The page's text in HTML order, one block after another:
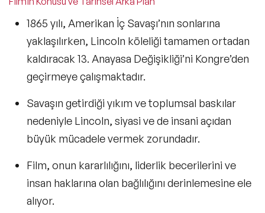
1865 yılı, Amerikan İç Savaşı’nın sonlarına
yaklaşılırken, Lincoln köleliği tamamen ortadan
kaldıracak 13. Anayasa Değişikliği’ni Kongre’den
geçirmeye çalışmaktadır.
Savaşın getirdiği yıkım ve toplumsal baskılar
nedeniyle Lincoln, siyasi ve de insani açıdan
büyük mücadelevermek zorundadır.
Film, onun kararlılığını, liderlik becerilerini ve
insan haklarına olan bağlılığını derinlemesine ele
alıyor.